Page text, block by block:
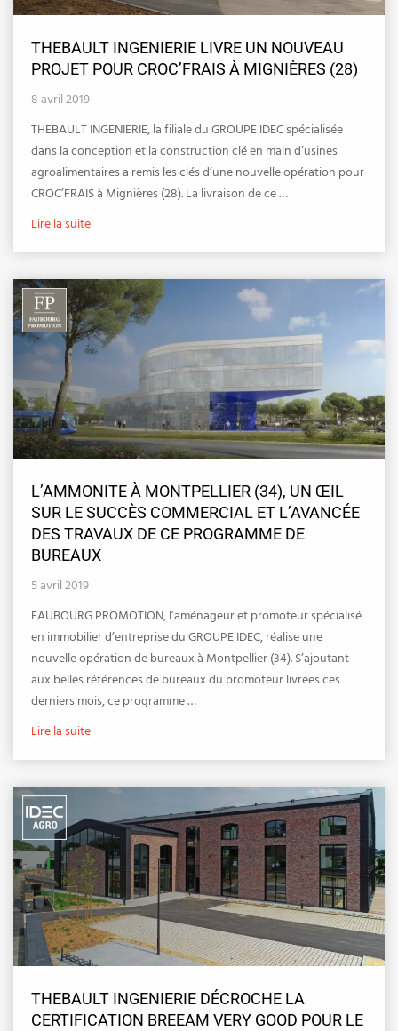
THEBAULT INGENIERIE LIVRE UN NOUVEAU
PROJET POUR CROC’FRAIS À MIGNIÈRES (28)
8 avril 2019
THEBAULT INGENIERIE, la filiale du GROUPE IDEC spécialisée
dans la conception et la construction clé en main d’usines
agroalimentaires a remis les clés d’une nouvelle opération pour
CROC’FRAIS à Mignières (28). La livraison de ce …
Lire la suite
L’AMMONITE À MONTPELLIER (34), UN ŒIL
SUR LE SUCCÈS COMMERCIAL ET L’AVANCÉE
DES TRAVAUX DE CE PROGRAMME DE
BUREAUX
5 avril 2019
FAUBOURG PROMOTION, l’aménageur et promoteur spécialisé
en immobilier d’entreprise du GROUPE IDEC, réalise une
nouvelle opération de bureaux à Montpellier (34). S’ajoutant
aux belles références de bureaux du promoteur livrées ces
derniers mois, ce programme …
Lire la suite
THEBAULT INGENIERIE DÉCROCHE LA
CERTIFICATION BREEAM VERY GOOD POUR LE